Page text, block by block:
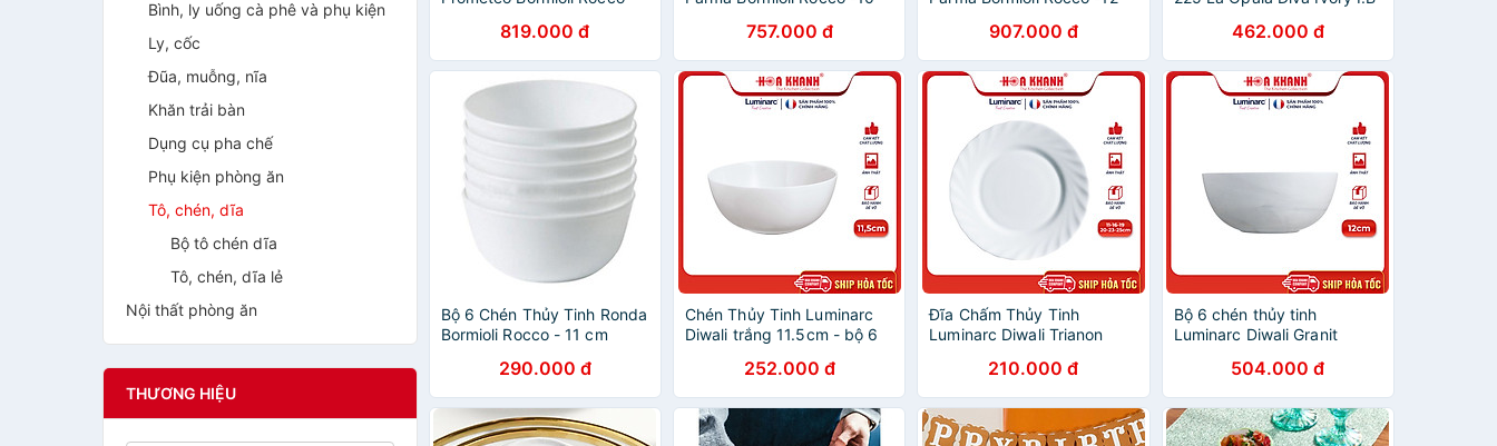
Bình, ly uống cà phê và phụ kiện
Ly, cốc
Đũa, muỗng, nĩa
Khăn trải bàn
Dụng cụ pha chế
Phụ kiện phòng ăn
Tô, chén, dĩa
Bộ tô chén dĩa
Tô, chén, dĩa lẻ
Nội thất phòng ăn
THƯƠNG HIỆU
819.000 đ 757.000 đ 907.000 đ 462.000 đ
Bộ 6 Chén Thủy Tinh Ronda
Bormioli Rocco - 11 cm
290.000 đ
Chén Thủy Tinh Luminarc
Diwali trắng 11.5cm - bộ 6
252.000 đ
Đĩa Chấm Thủy Tinh
Luminarc Diwali Trianon
210.000 đ
Bộ 6 chén thủy tinh
Luminarc Diwali Granit
504.000 đ